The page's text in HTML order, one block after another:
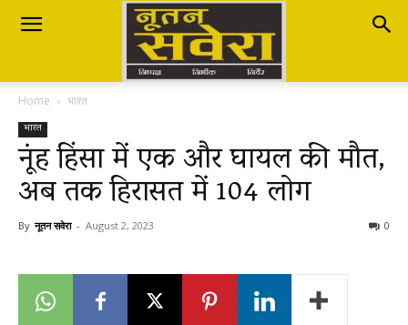
Nutan
Savera
नूतन
Home भारत
भारत
नूंह हिंसा में एक और घायल की मौत,
अब तक हिरासत में 104 लोग
By नूतन सवेरा - August 2, 2023 0